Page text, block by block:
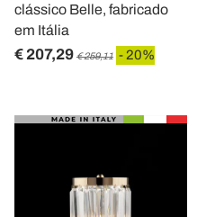
clássico Belle, fabricado
em Itália
€ 207,29 € 259,11 - 20%